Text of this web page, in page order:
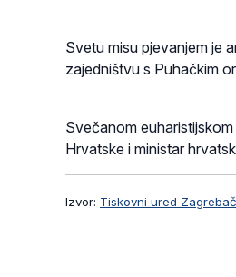
Svetu misu pjevanjem je
zajedništvu s Puhačkim
Svečanom
Hrvatske i ministar
Izvor: Tiskovni ured